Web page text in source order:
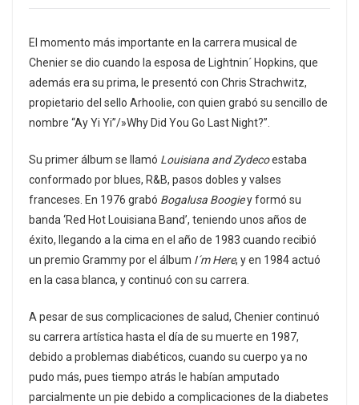
El momento más importante en la carrera musical de
Chenier se dio cuando la esposa de Lightnin´ Hopkins, que
además era su prima, le presentó con Chris Strachwitz,
propietario del sello Arhoolie, con quien grabó su sencillo de
nombre “Ay Yi Yi”/»Why Did You Go Last Night?”.
Su primer álbum se llamó Louisiana and Zydecoestaba
conformado por blues, R&B, pasos dobles y valses
franceses. En 1976 grabó Bogalusa Boogiey formó su
banda ‘Red Hot Louisiana Band’, teniendo unos años de
éxito, llegando a la cima en el año de 1983 cuando recibió
un premio Grammy por el álbum I´m Here, y en 1984 actuó
en la casa blanca, y continuó con su carrera.
A pesar de sus complicaciones de salud, Chenier continuó
su carrera artística hasta el día de su muerte en 1987,
debido a problemas diabéticos, cuando su cuerpo ya no
pudo más, pues tiempo atrás le habían amputado
parcialmente un pie debido a complicaciones de la diabetes